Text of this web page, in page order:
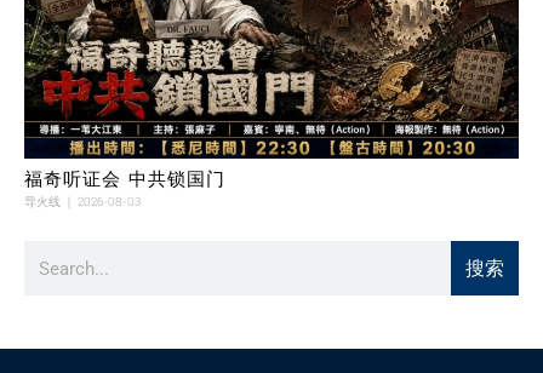
福奇听证会 中共锁国门
导火线 2026-08-03
搜索